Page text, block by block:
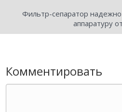
Фильтр-сепаратор
аппаратуру
Комментировать